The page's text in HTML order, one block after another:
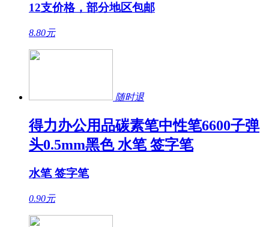
12支价格，部分地区包邮
8.80元
随时退
得力办公用品碳素笔中性笔6600子弹
头0.5mm黑色 水笔 签字笔
水笔 签字笔
0.90元